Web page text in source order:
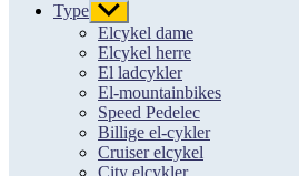
Type Vis
undermenu
Elcykel dame
Elcykel herre
El ladcykler
El-mountainbikes
Speed Pedelec
Billige el-cykler
Cruiser elcykel
City elcykler